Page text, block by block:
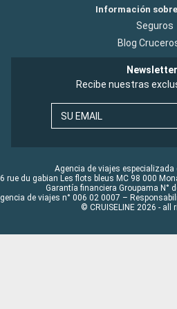
Información
Seguros
Blog
Recibe nuestras
SU EMAIL
Agencia de viajes especializada
rue du gabian Les flots bleus MC 98 000
Garantía financiera Groupama N°
de viajes n° 006 02 0007 –
© CRUISELINE 2026 - all